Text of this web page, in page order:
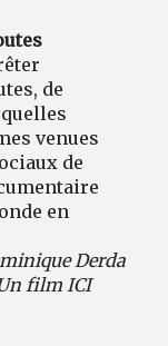
de
venues
de
en
Derda
film ICI